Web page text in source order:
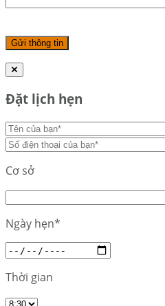
Đặt lịch hẹn
Cơ sở
Ngày hẹn*
Thời gian